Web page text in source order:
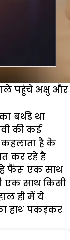
पहुंचे अक्षु और
बर्थडे था
की कई
कहलाता है के
कर रहे है
फैंस एक साथ
साथ किसी
ही में ये
हाथ पकड़कर